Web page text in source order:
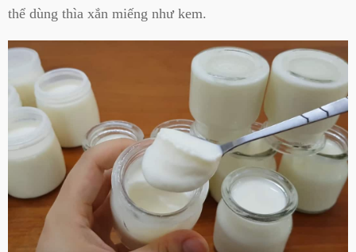
thể dùng thìa xắn miếng như kem.